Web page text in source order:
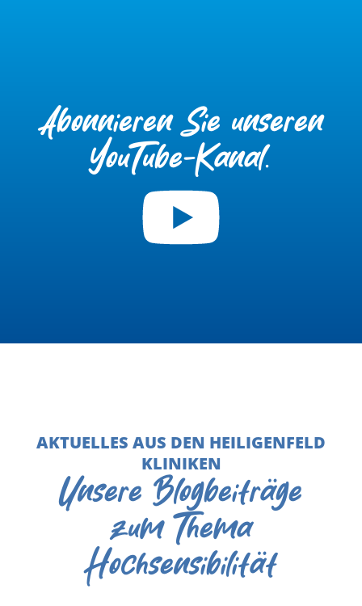
Abonnieren Sie unseren
YouTube-Kanal.
AKTUELLES AUS DEN HEILIGENFELD
KLINIKEN
Unsere Blogbeiträge
zum Thema
Hochsensibilität